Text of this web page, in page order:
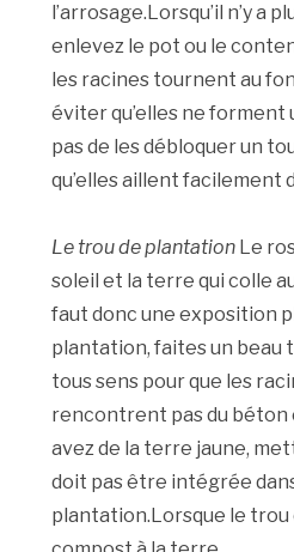
l’arrosage.Lorsqu’il n’y a
enlevez le pot ou le
les racines tournent au
éviter qu’elles ne forment
pas de les débloquer un
qu’elles aillent facilement
Le trou de plantation Le
soleil et la terre qui colle
faut donc une exposition
plantation, faites un beau
tous sens pour que les
rencontrent pas du béton
avez de la terre jaune,
doit pas être intégrée
plantation.Lorsque le trou